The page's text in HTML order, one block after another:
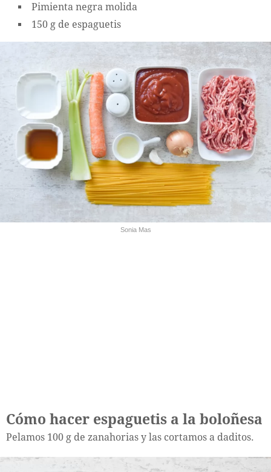
Pimienta negra molida
150 g de espaguetis
Sonia Mas
Cómo hacer espaguetis a la boloñesa
Pelamos 100 g de zanahorias y las cortamos a daditos.